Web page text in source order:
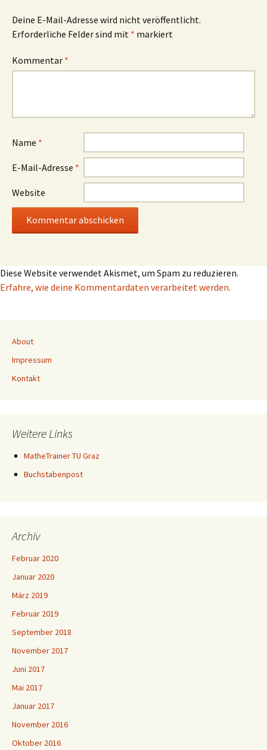
Deine E-Mail-Adresse wird nicht veröffentlicht.
Erforderliche Felder sind mit * markiert
Kommentar *
Name *
E-Mail-Adresse *
Website
Diese Website verwendet Akismet, um Spam zu reduzieren.
Erfahre, wie deine Kommentardaten verarbeitet werden.
About
Impressum
Kontakt
Weitere Links
MatheTrainer TU Graz
Buchstabenpost
Archiv
Februar 2020
Januar 2020
März 2019
Februar 2019
September 2018
November 2017
Juni 2017
Mai 2017
Januar 2017
November 2016
Oktober 2016